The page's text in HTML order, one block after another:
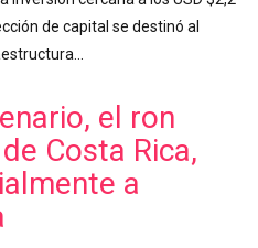
de capital se destinó al
el ron
Costa Rica,
a